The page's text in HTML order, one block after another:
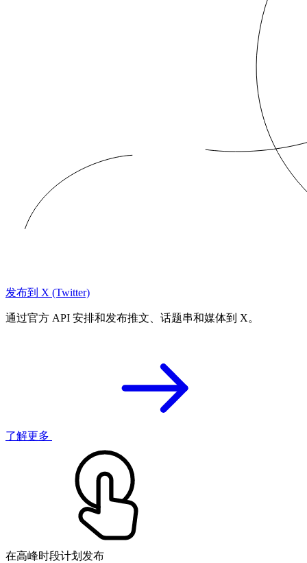
发布到 X (Twitter)
通过官方 API 安排和发布推文、话题串和媒体到 X。
了解更多
在高峰时段计划发布